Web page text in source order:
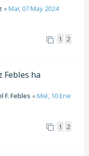
«Mar, 07 May 2024
1 2
Febles ha
F. Febles «Mié, 10 Ene
1 2